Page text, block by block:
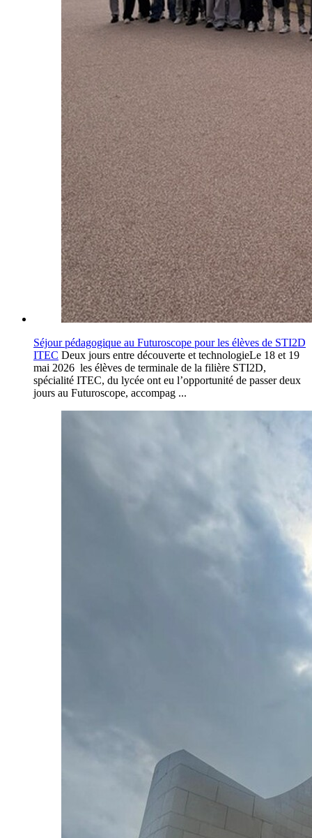
Séjour pédagogique au Futuroscope pour les élèves de STI2D
ITEC Deux jours entre découverte et technologieLe 18 et 19
mai 2026 les élèves de terminale de la filière STI2D,
spécialité ITEC, du lycée ont eu l’opportunité de passer deux
jours au Futuroscope, accompag ...